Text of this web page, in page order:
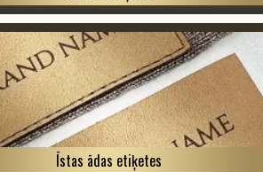
Īstas ādas etiķetes